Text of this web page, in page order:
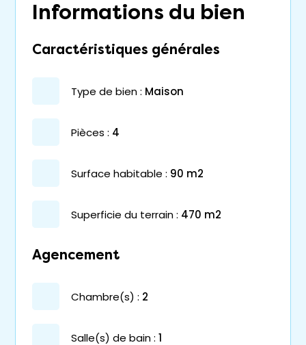
Informations du bien
Caractéristiques générales
type de bien : maison
pièces : 4
surface habitable : 90 m2
superficie du terrain : 470 m2
Agencement
chambre(s) : 2
salle(s) de bain : 1